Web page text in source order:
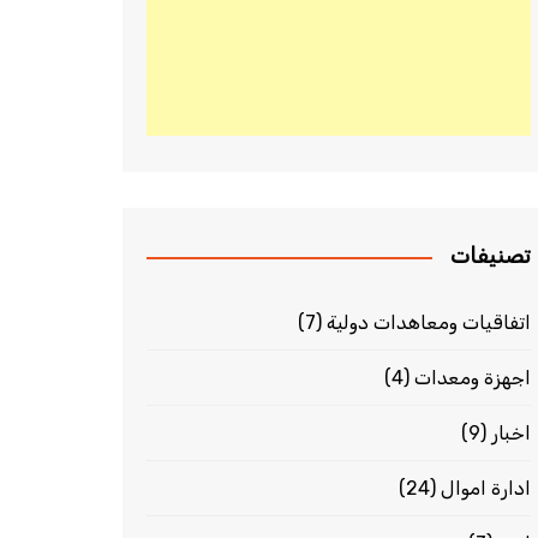
تصنيفات
اتفاقيات ومعاهدات دولية (7)
اجهزة ومعدات (4)
اخبار (9)
ادارة اموال (24)